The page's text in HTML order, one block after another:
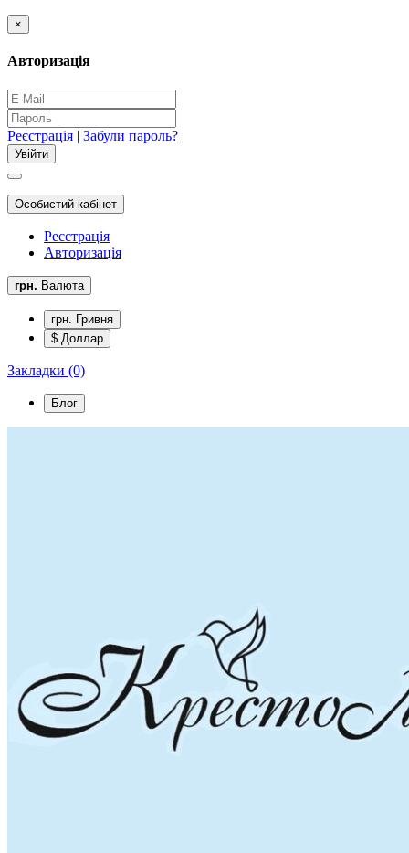
×
Авторизація
Реєстрація | Забули пароль?
Особистий кабінет
Реєстрація
Авторизація
грн. Валюта
грн. Гривня
$ Доллар
Закладки (0)
Блог